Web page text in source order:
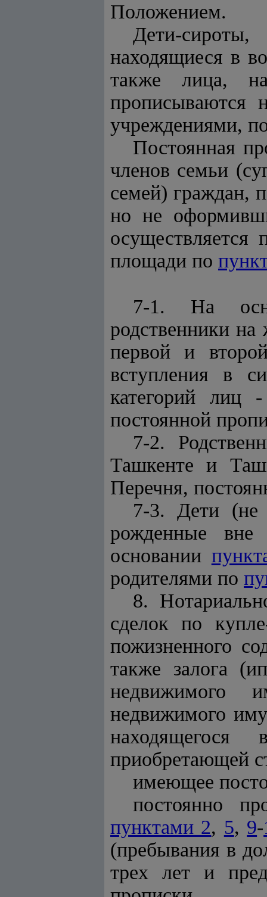
Положением.
Дети-
находящиеся в
также лица,
прописываются
учреждениями,
Постоянная
членов семьи
семей) граждан,
но не
осуществляется
площади по
7-1. На
родственники
первой и
вступления в
категорий лиц
постоянной
7-2.
Ташкенте и
Перечня,
7-3. Дети (не
рожденные вне
основании
родителями по
8.
сделок по
пожизненного
также залога
недвижимого
недвижимого
приобретающей
имеющее
постоянно
пунктами 2, 5, 9-
(пребывания в
трех лет и